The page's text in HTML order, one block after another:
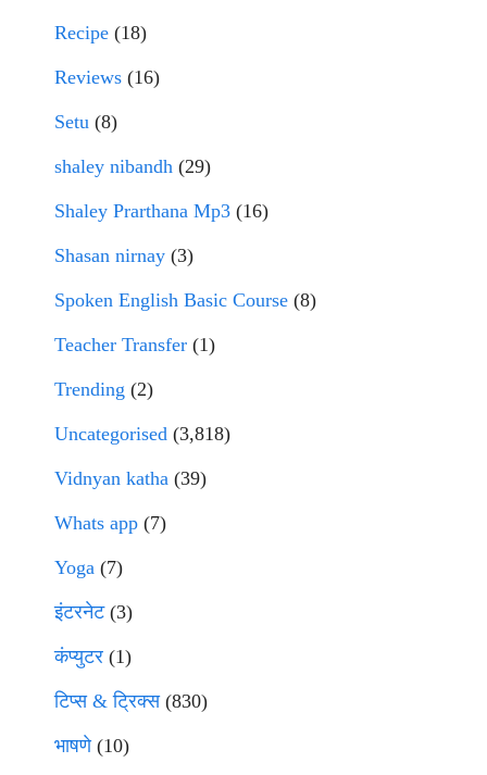
Recipe (18)
Reviews (16)
Setu (8)
shaley nibandh (29)
Shaley Prarthana Mp3 (16)
Shasan nirnay (3)
Spoken English Basic Course (8)
Teacher Transfer (1)
Trending (2)
Uncategorised (3,818)
Vidnyan katha (39)
Whats app (7)
Yoga (7)
इंटरनेट(3)
कंप्युटर (1)
टिप्स & ट्रिक्स(830)
भाषणे(10)